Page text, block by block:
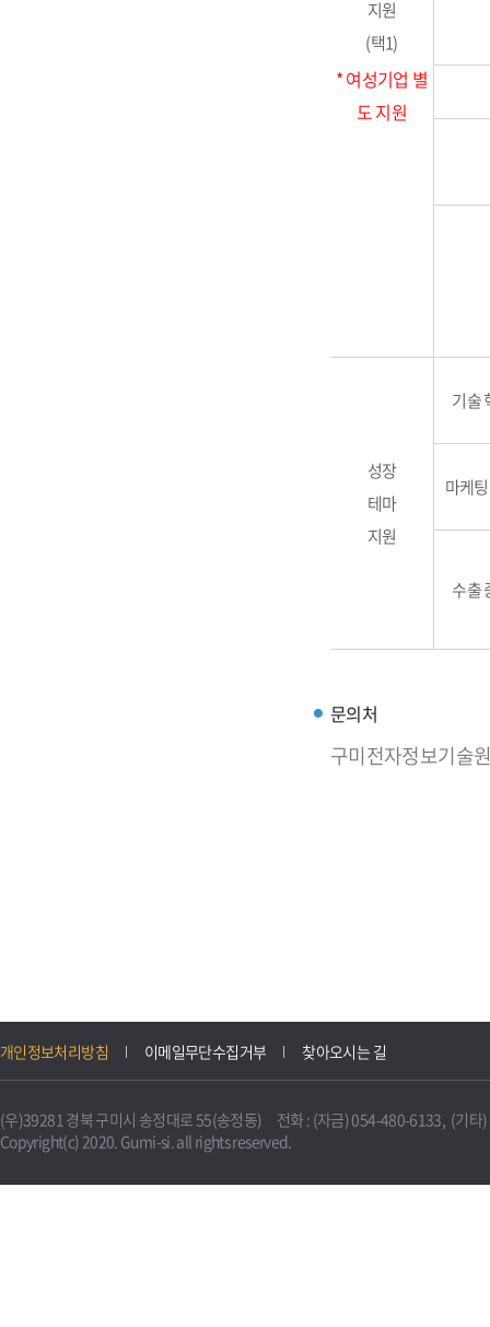
지원
(택1)
* 여성기업 별
도 지원
성장
테마
지원
기술
마케
수출
문의처
구미전자정보기술
개인정보처리방침 이메일무단수집거부 찾아오시는 길
(우)39281 경북 구미시 송정대로 55(송정동) 전화 : (자금) 054-480-6133, (기타
Copyright(c) 2020. Gumi-si. all rights reserved.